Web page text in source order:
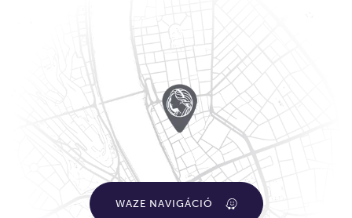
WAZE NAVIGÁCIÓ